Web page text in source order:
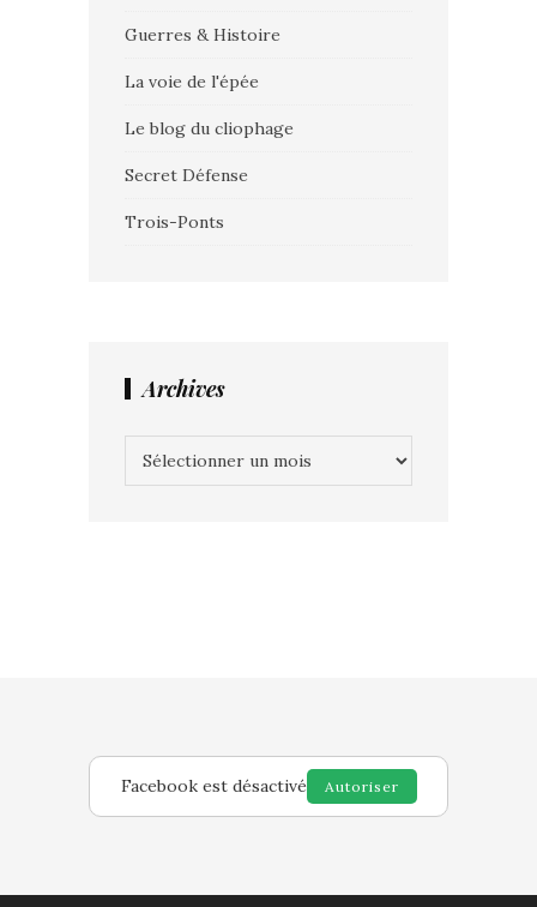
Guerres & Histoire
La voie de l'épée
Le blog du cliophage
Secret Défense
Trois-Ponts
Archives
Facebook est désactivé Autoriser